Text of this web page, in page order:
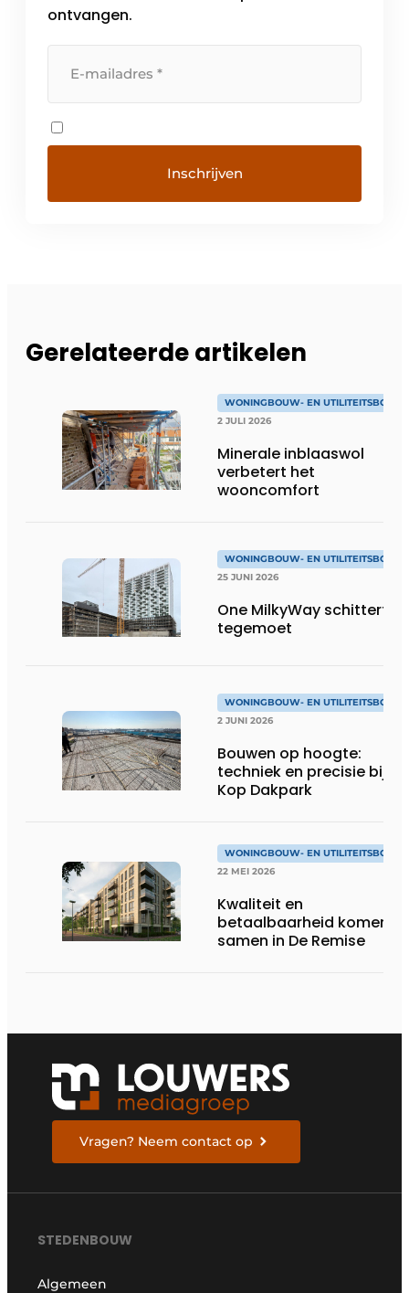
ontvangen.
Gerelateerde artikelen
WONINGBOUW- EN UTILITEITSBOUW
2 JULI 2026
Minerale inblaaswol
verbetert het
wooncomfort
WONINGBOUW- EN UTILITEITSBOUW
25 JUNI 2026
One MilkyWay schittert je
tegemoet
WONINGBOUW- EN UTILITEITSBOUW
2 JUNI 2026
Bouwen op hoogte:
techniek en precisie bij
Kop Dakpark
WONINGBOUW- EN UTILITEITSBOUW
22 MEI 2026
Kwaliteit en
betaalbaarheid komen
samen in De Remise
Vragen? Neem contact op
STEDENBOUW
Algemeen